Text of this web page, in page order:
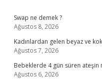
Swap ne demek ?
Ağustos 8, 2026
Kadınlardan gelen beyaz ve
Ağustos 7, 2026
Bebeklerde 4 gün süren
Ağustos 6, 2026